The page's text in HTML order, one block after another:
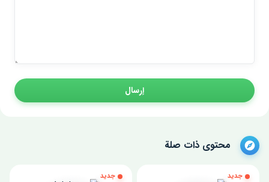
إرسال
محتوى ذات صلة
جديد جديد